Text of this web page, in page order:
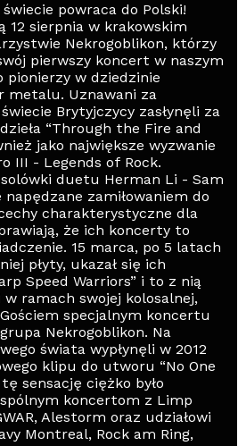
świecie powraca do Polski!
12 sierpnia w krakowskim
Nekrogoblikon, którzy
pierwszy koncert w naszym
pionierzy w dziedzinie
metalu. Uznawani za
Brytyjczycy zasłynęli za
“Through the Fire and
jako największe wyzwanie
III - Legends of Rock.
solówki duetu Herman Li - Sam
zamiłowaniem do
charakterystyczne dla
że ich koncerty to
15 marca, po 5 latach
płyty, ukazał się ich
Speed Warriors” i to z nią
w ramach swojej kolosalnej,
specjalnym koncertu
Nekrogoblikon. Na
świata wypłynęli w 2012
klipu do utworu “No One
sensację ciężko było
koncertom z Limp
Alestorm oraz udziałowi
Montreal, Rock am Ring,